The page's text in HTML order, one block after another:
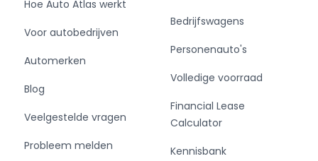
Hoe Auto Atlas werkt
Voor autobedrijven
Automerken
Blog
Veelgestelde vragen
Probleem melden
Bedrijfswagens
Personenauto's
Volledige voorraad
Financial Lease
Calculator
Kennisbank